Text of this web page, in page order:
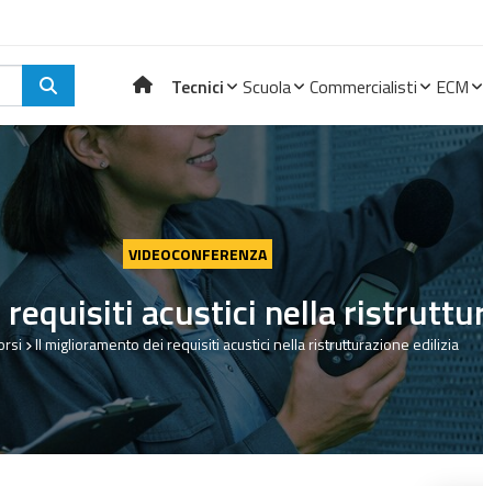
Tecnici Scuola Commercialisti ECM
VIDEOCONFERENZA
acustici nella
Il miglioramento dei requisiti acustici nella ristrutturazione edilizia